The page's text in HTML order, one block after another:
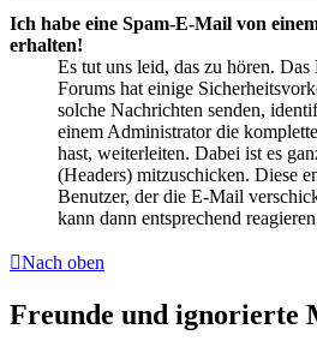
Ich habe eine Spam-E-Mail von
erhalten!
Es tut uns leid, das zu hören.
Forums hat einige
solche Nachrichten senden,
einem Administrator die
hast, weiterleiten. Dabei ist es
(Headers) mitzuschicken. Diese
Benutzer, der die E-Mail
kann dann entsprechend
Nach oben
Freunde und ignorierte